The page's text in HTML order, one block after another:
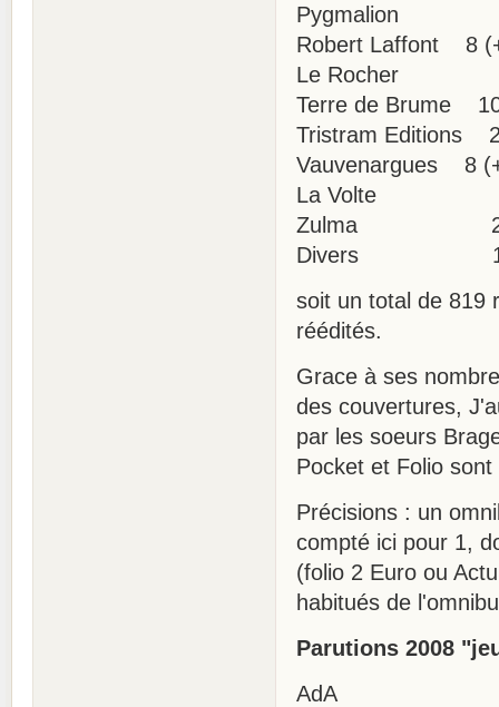
Robert Laffont 8
Le
Terre de Brume
Tristram Editions
Vauvenargues 8
La Volte
Zulma
Divers
soit un total de 819
réédités.
Grace à ses
des couvertures,
par les soeurs
Pocket et Folio
Précisions : un
compté ici pour 1,
(folio 2 Euro ou
habitués de
Parutions 2008
AdA